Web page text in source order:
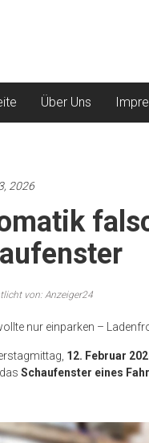
Über Uns
2026
von: Anzeiger24
nur einparken –
12. Februar
Schaufenster eines